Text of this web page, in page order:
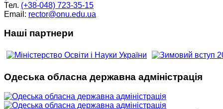
Тел. (+38-048) 723-35-15
Email: rector@onu.edu.ua
Наші партнери
Одеська обласна державна адміністрація